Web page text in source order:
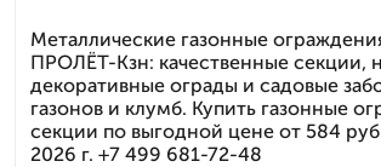
Металлические газонные
ПРОЛЁТ-Кзн: качественные секции,
декоративные ограды и садовые
газонов и клумб. Купить газонные
секции по выгодной цене от 584
2026 г. +7 499 681-72-48